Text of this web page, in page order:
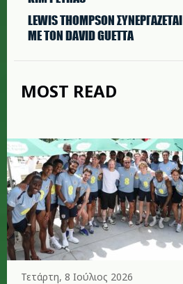
LEWIS THOMPSON ΣΥΝΕΡΓAΖΕΤΑΙ
ΜΕ ΤΟΝ DAVID GUETTA
MOST READ
Τετάρτη, 8 Ιούλιος 2026